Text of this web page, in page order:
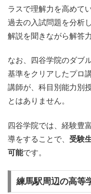
ラスで理解力を高めて
過去の入試問題を分析
解説を聞きながら解答
なお、四谷学院のダブ
基準をクリアしたプロ
講師が、科目別能力別
とはありません。
四谷学院では、経験豊
導をすることで、 受験
可能です。
練馬駅周辺の高等